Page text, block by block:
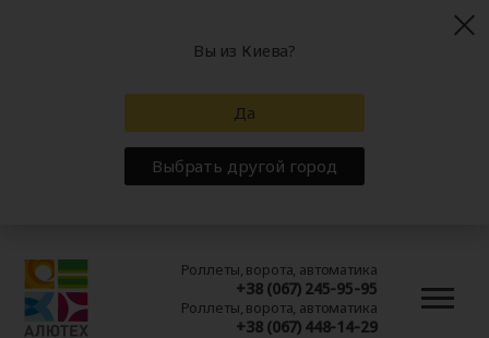
Роллеты, ворота, автоматика
+38 (067) 245-95-95
Роллеты, ворота, автоматика
+38 (067) 448-14-29
Вы из Киева?
Да
Выбрать другой город